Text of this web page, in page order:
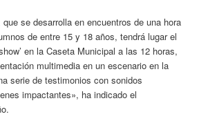
se desarrolla en encuentros de una hora
de entre 15 y 18 años, tendrá lugar el
en la Caseta Municipal a las 12 horas,
multimedia en un escenario en la
serie de testimonios con sonidos
impactantes», ha indicado el